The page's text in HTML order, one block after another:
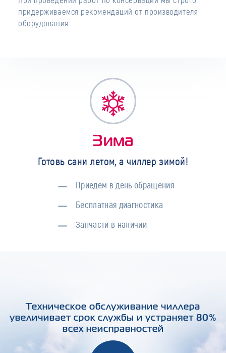
придерживаемся рекомендаций от производителя
оборудования.
Зима
Готовь сани летом, а чиллер зимой!
Приедем в день обращения
Бесплатная диагностика
Запчасти в наличии
Техническое обслуживание чиллера
увеличивает срок службы и устраняет 80%
всех неисправностей